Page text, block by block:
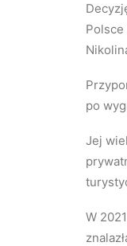
po
Jej
W